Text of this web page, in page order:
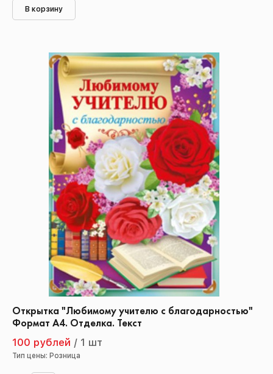
В корзину
Открытка "Любимому учителю с благодарностью"
Формат А4. Отделка. Текст
100 рублей / 1 шт
Тип цены: Розница